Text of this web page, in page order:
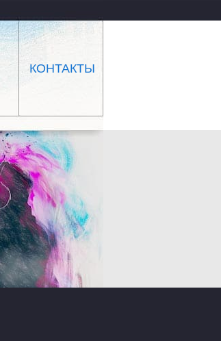
КОНТАКТЫ